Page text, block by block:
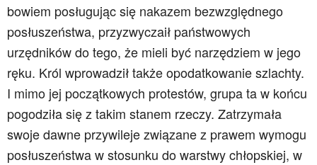
bowiem posługując się nakazem bezwzględnego
posłuszeństwa, przyzwyczaił państwowych
urzędników do tego, że mieli być narzędziem w jego
ręku. Król wprowadził także opodatkowanie szlachty.
I mimo jej początkowych protestów, grupa ta w końcu
pogodziła się z takim stanem rzeczy. Zatrzymała
swoje dawne przywileje związane z prawem wymogu
posłuszeństwa w stosunku do warstwy chłopskiej, w